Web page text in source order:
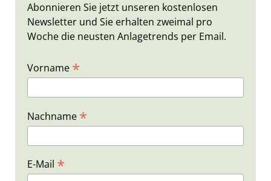
Abonnieren Sie jetzt unseren kostenlosen
Newsletter und Sie erhalten zweimal pro
Woche die neusten Anlagetrends per Email.
Vorname *
Nachname *
E-Mail *